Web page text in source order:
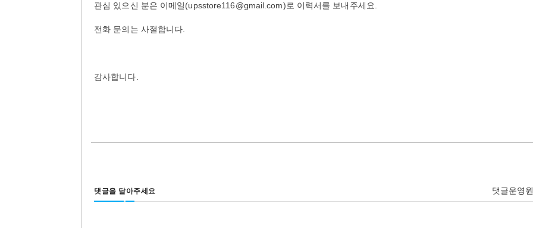
관심 있으신 분은 이메일(upsstore116@gmail.com)로 이력서를 보내주세요.
전화 문의는 사절합니다.
감사합니다.
댓글을 달아주세요 댓글운영